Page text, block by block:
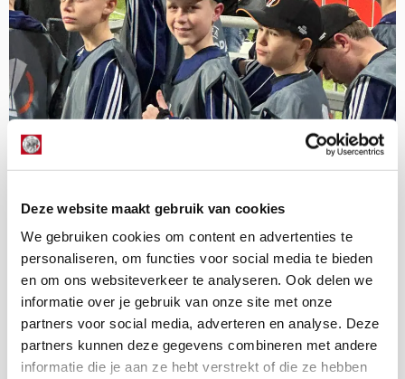
Deze website maakt gebruik van cookies
We gebruiken cookies om content en advertenties te
personaliseren, om functies voor social media te bieden
en om ons websiteverkeer te analyseren. Ook delen we
informatie over je gebruik van onze site met onze
partners voor social media, adverteren en analyse. Deze
partners kunnen deze gegevens combineren met andere
informatie die je aan ze hebt verstrekt of die ze hebben
Prijswinnaar Owen: ‘Die Europa
Leaguevlag is hartstikke zwaar!’
15 december 2023 - 15:36
Ajax Jonge Scharelid Owen Michielsen (12) kwam